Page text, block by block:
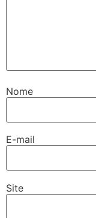
Nome
E-mail
Site